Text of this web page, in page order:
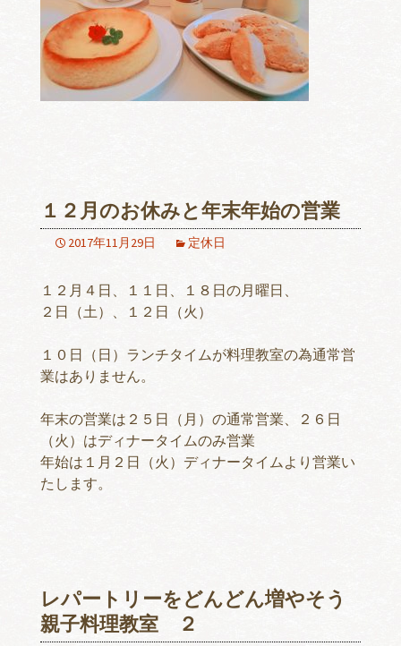
１２月のお休みと年末年始の営業
2017年11月29日 定休日
１２月４日、１１日、１８日の月曜日、
２日（土）、１２日（火）
１０日（日）ランチタイムが料理教室の為通常営
業はありません。
年末の営業は２５日（月）の通常営業、２６日
（火）はディナータイムのみ営業
年始は１月２日（火）ディナータイムより営業い
たします。
レパートリーをどんどん増やそう
親子料理教室 ２